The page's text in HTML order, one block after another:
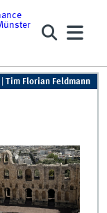
Tim Florian Feldmann